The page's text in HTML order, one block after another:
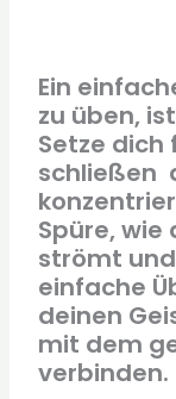
Ein
zu üben,
Setze dich
schließen
Spüre, wie
strömt
einfache
deinen
mit dem
verbinden.